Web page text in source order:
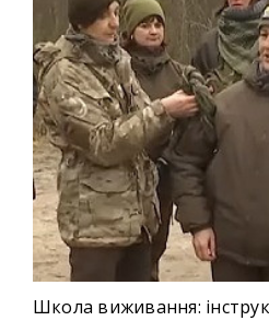
Школа виживання: